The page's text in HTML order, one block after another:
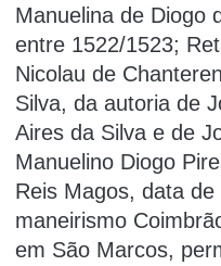
Manuelina de Diogo
entre 1522/1523;
Nicolau de
Silva, da autoria de
Aires da Silva e de
Manuelino Diogo
Reis Magos, data
maneirismo
em São Marcos,